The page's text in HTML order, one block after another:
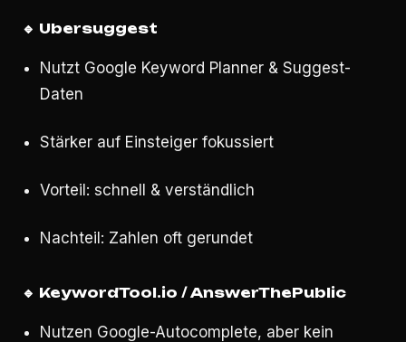
🔹 Ubersuggest
Nutzt Google Keyword Planner & Suggest-
Daten
Stärker auf Einsteiger fokussiert
Vorteil: schnell & verständlich
Nachteil: Zahlen oft gerundet
🔹 KeywordTool.io / AnswerThePublic
Nutzen Google-Autocomplete, aber kein